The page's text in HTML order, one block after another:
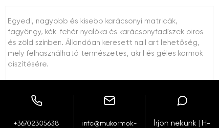
Egyedi, nagyobb és kisebb karácsonyi matricák,
fagyöngy, kék-fehér nyalóka és karácsonyfadíszek piros
és zöld színben. Állandóan keresett nail art lehetőség,
mely felhasználható természetes, akril és géles körmök
díszítésére.
+36702305638
info@mukormok-
Írjon nekünk | H-